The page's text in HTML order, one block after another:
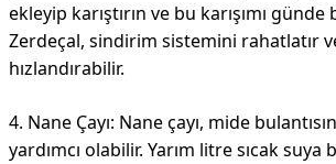
ekleyip karıştırın ve bu karışımı
Zerdeçal, sindirim sistemini rahatlatır
hızlandırabilir.
4. Nane Çayı: Nane çayı, mide
yardımcı olabilir. Yarım litre sıcak suya